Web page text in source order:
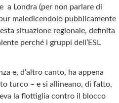
a Londra (per non parlare di
maledicendolo pubblicamente
situazione regionale, definita
perché i gruppi dell’ESL
e, d’altro canto, ha appena
turco – e si allineano, di fatto,
la flottiglia contro il blocco